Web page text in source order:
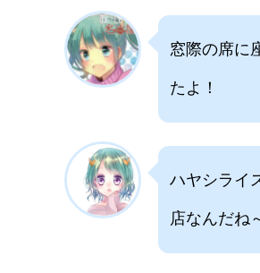
窓際の席に
たよ！
ハヤシライ
店なんだね